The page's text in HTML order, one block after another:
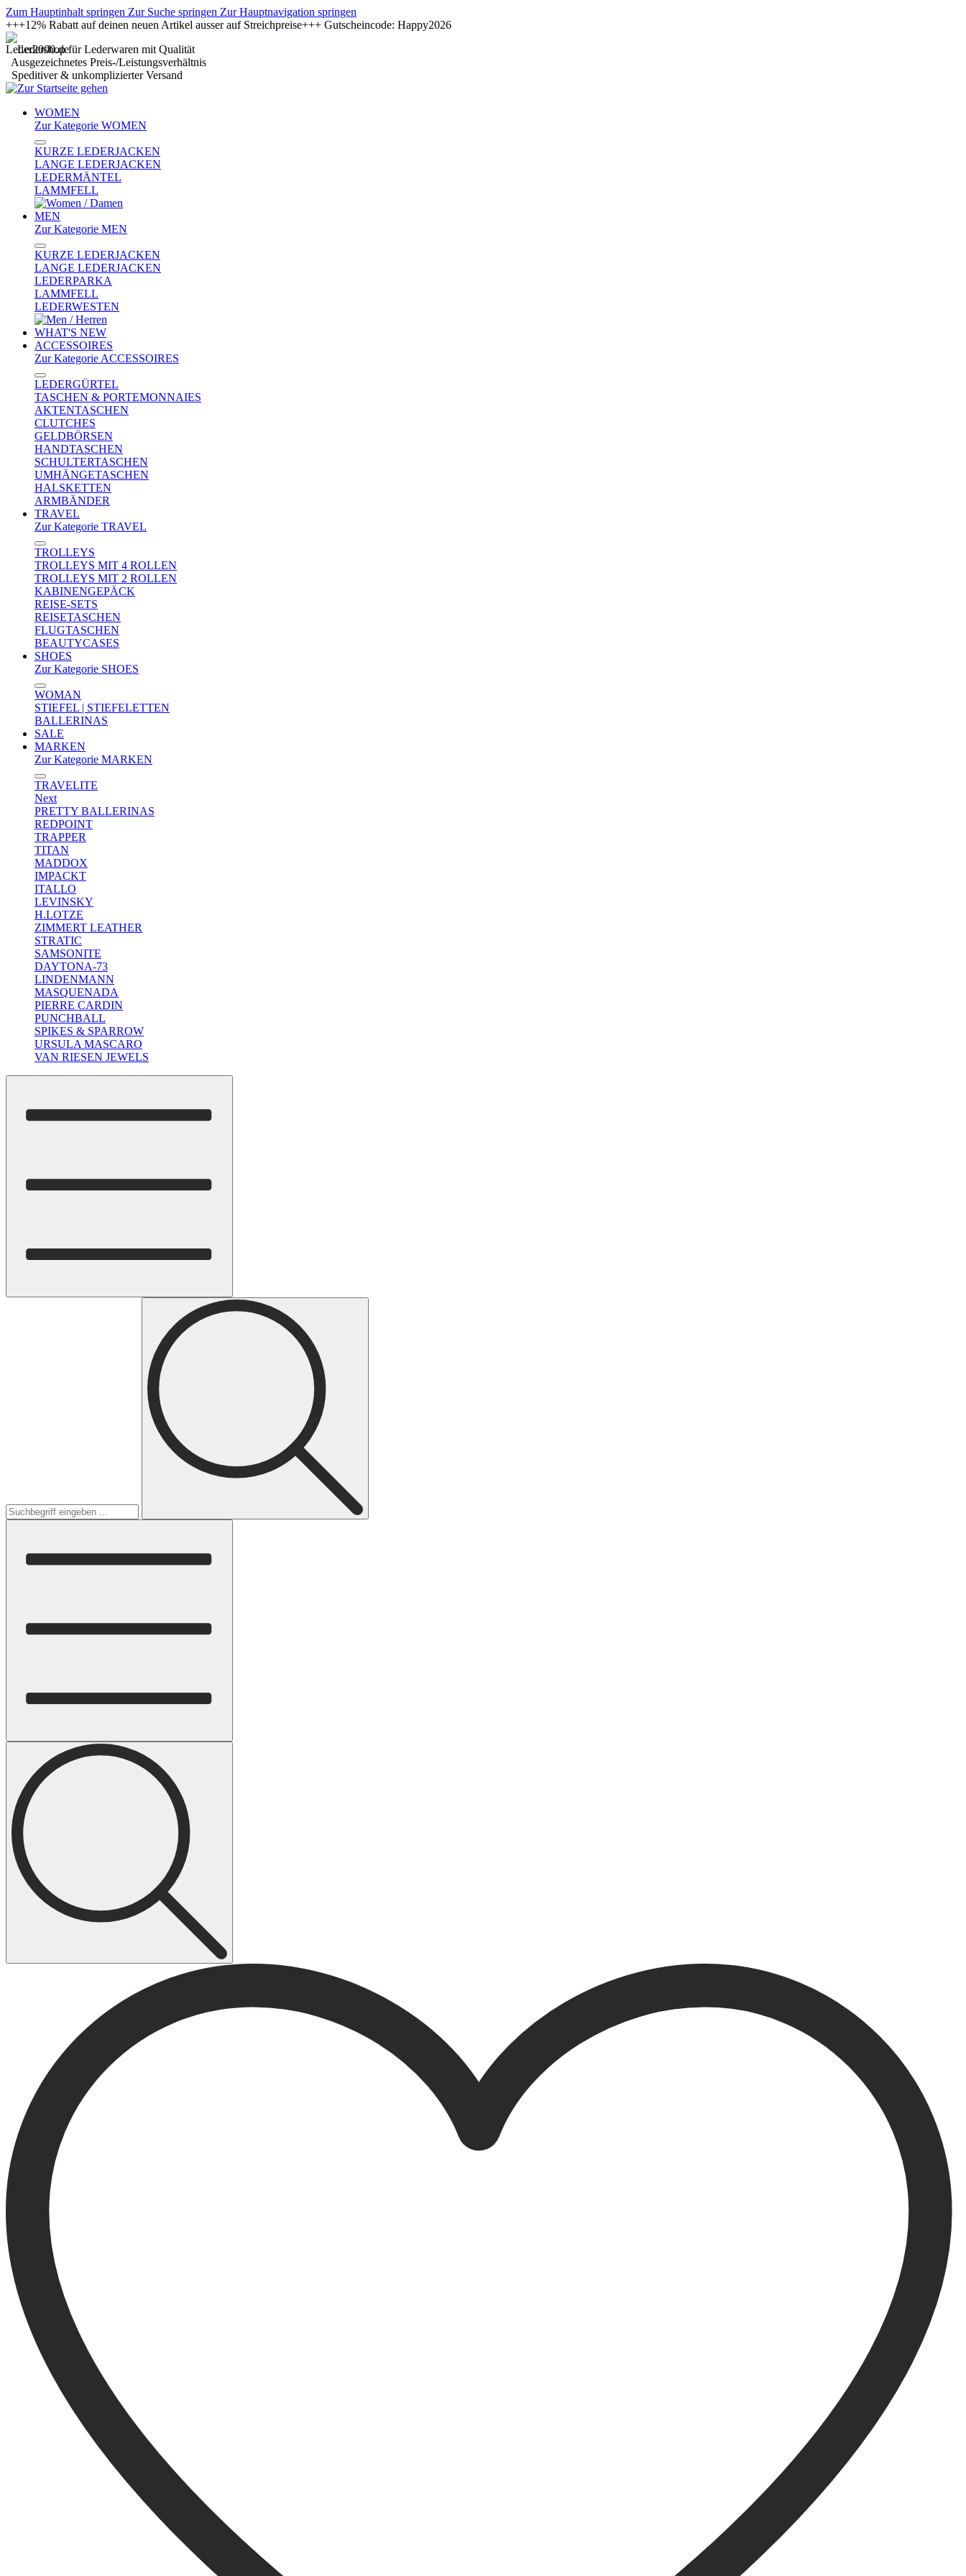
Zum Hauptinhalt springen Zur Suche springen Zur Hauptnavigation springen
+++12% Rabatt auf deinen neuen Artikel ausser auf Streichpreise+++ Gutscheincode: Happy2026
Ledershop für Lederwaren mit Qualität
Ausgezeichnetes Preis-/Leistungsverhältnis
Speditiver & unkomplizierter Versand
WOMEN
Zur Kategorie WOMEN
KURZE LEDERJACKEN
LANGE LEDERJACKEN
LEDERMÄNTEL
LAMMFELL
MEN
Zur Kategorie MEN
KURZE LEDERJACKEN
LANGE LEDERJACKEN
LEDERPARKA
LAMMFELL
LEDERWESTEN
WHAT'S NEW
ACCESSOIRES
Zur Kategorie ACCESSOIRES
LEDERGÜRTEL
TASCHEN & PORTEMONNAIES
AKTENTASCHEN
CLUTCHES
GELDBÖRSEN
HANDTASCHEN
SCHULTERTASCHEN
UMHÄNGETASCHEN
HALSKETTEN
ARMBÄNDER
TRAVEL
Zur Kategorie TRAVEL
TROLLEYS
TROLLEYS MIT 4 ROLLEN
TROLLEYS MIT 2 ROLLEN
KABINENGEPÄCK
REISE-SETS
REISETASCHEN
FLUGTASCHEN
BEAUTYCASES
SHOES
Zur Kategorie SHOES
WOMAN
STIEFEL | STIEFELETTEN
BALLERINAS
SALE
MARKEN
Zur Kategorie MARKEN
TRAVELITE
Next
PRETTY BALLERINAS
REDPOINT
TRAPPER
TITAN
MADDOX
IMPACKT
ITALLO
LEVINSKY
H.LOTZE
ZIMMERT LEATHER
STRATIC
SAMSONITE
DAYTONA-73
LINDENMANN
MASQUENADA
PIERRE CARDIN
PUNCHBALL
SPIKES & SPARROW
URSULA MASCARO
VAN RIESEN JEWELS